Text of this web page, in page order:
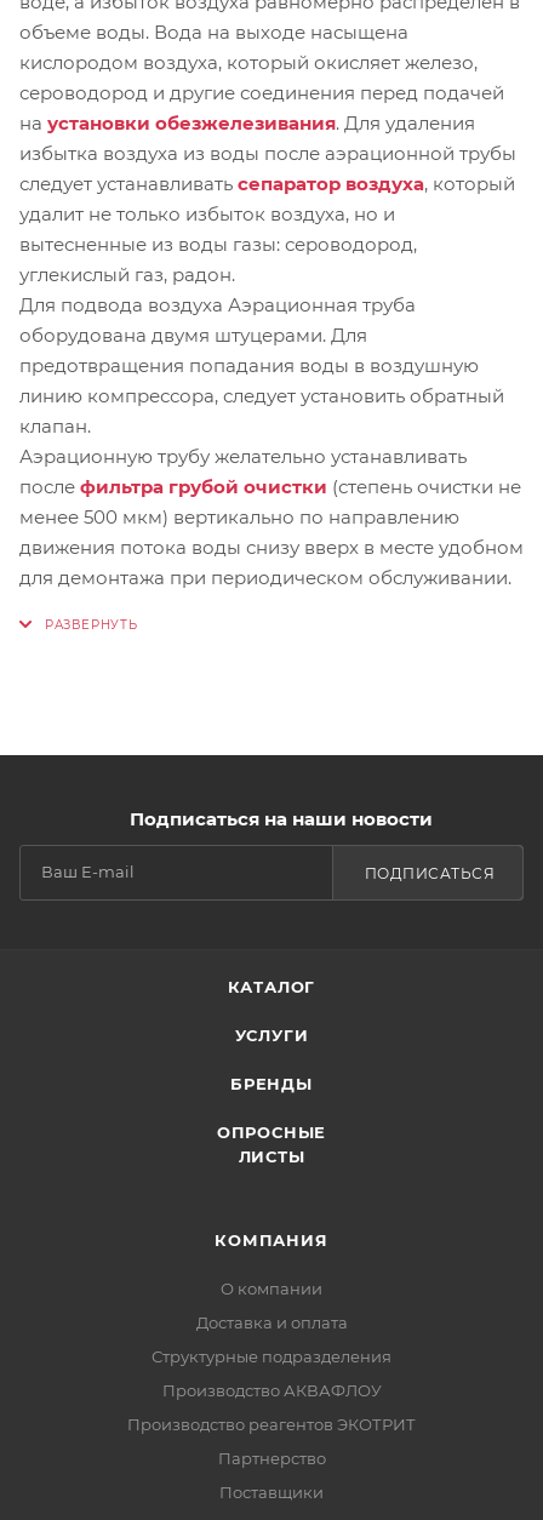
объеме воды. Вода на выходе насыщена
кислородом воздуха, который окисляет железо,
сероводород и другие соединения перед подачей
на установки обезжелезивания. Для удаления
избытка воздуха из воды после аэрационной трубы
следует устанавливать сепаратор воздуха, который
удалит не только избыток воздуха, но и
вытесненные из воды газы: сероводород,
углекислый газ, радон.
Для подвода воздуха Аэрационная труба
оборудована двумя штуцерами. Для
предотвращения попадания воды в воздушную
линию компрессора, следует установить обратный
клапан.
Аэрационную трубу желательно устанавливать
после фильтра грубой очистки (степень очистки не
менее 500 мкм) вертикально по направлению
движения потока воды снизу вверх в месте удобном
для демонтажа при периодическом обслуживании.
Подписаться на наши новости
ПОДПИСАТЬСЯ
КАТАЛОГ
УСЛУГИ
БРЕНДЫ
ОПРОСНЫЕ
ЛИСТЫ
КОМПАНИЯ
О компании
Доставка и оплата
Структурные подразделения
Производство АКВАФЛОУ
Производство реагентов ЭКОТРИТ
Партнерство
Поставщики